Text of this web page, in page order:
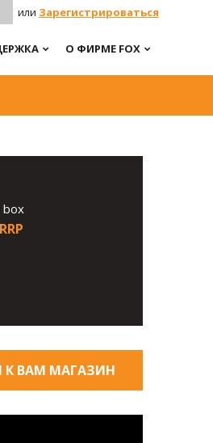
или Зарегистрироваться
О ФИРМЕ FOX
box
RRP
ВАМ МАГАЗИН